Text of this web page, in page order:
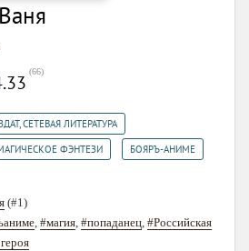
(66)
СЕТЕВАЯ ЛИТЕРАТУРА
ФЭНТЕЗИ БОЯРЪ-АНИМЕ
(#1)
, #магия, #попаданец, #Российская